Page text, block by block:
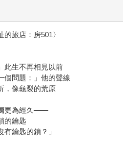
的旅店：房501〉
此生不再相見以前
個問題：」他的聲線
，像龜裂的荒原
獨更為經久——
的鑰匙
有鑰匙的鎖？」